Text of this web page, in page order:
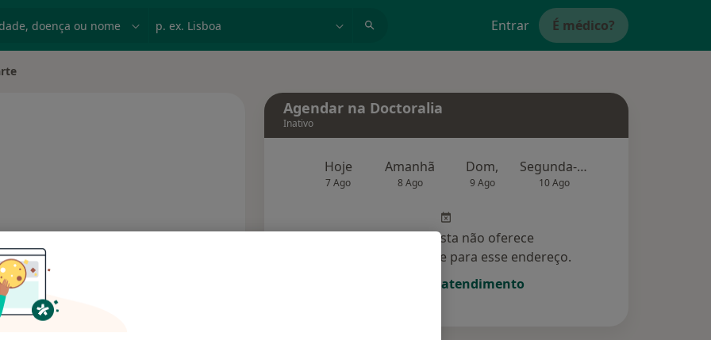
Entrar É médico?
Solicite um atendimento
Consultórios
Agendar na Doctoralia
Inativo
Hoje
7 Ago
Amanhã
8 Ago
Dom,
9 Ago
Segunda-feira
10 Ago
Esse especialista não oferece
agendamento online para esse endereço.
Solicite um atendimento